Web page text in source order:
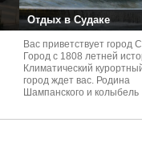
Отдых в Судаке
Вас приветствует город
Город с 1808 летней
Климатический
город ждет вас. Родина
Шампанского и колыбель